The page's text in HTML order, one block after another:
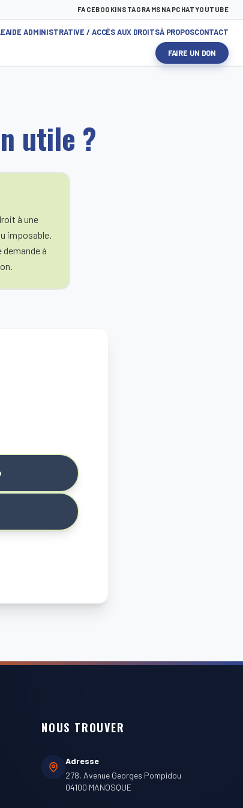
FACEBOOKINSTAGRAMSNAPCHATYOUTUBE
AIDE ADMINISTRATIVE / ACCÈS AUX DROITSÀ PROPOSCONTACT
FAIRE UN DON
utile ?
à une
imposable.
à
NOUS TROUVER
Adresse
278, Avenue Georges Pompidou
04100 MANOSQUE